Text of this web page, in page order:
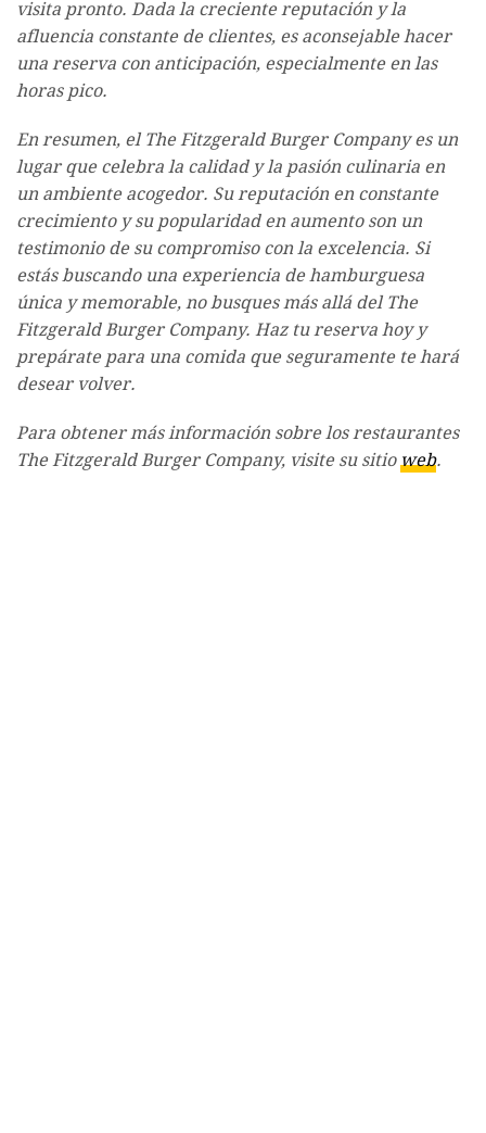
visita pronto. Dada la creciente reputación y la
afluencia constante de clientes, es aconsejable hacer
una reserva con anticipación, especialmente en las
horas pico.
En resumen, el The Fitzgerald Burger Company es un
lugar que celebra la calidad y la pasión culinaria en
un ambiente acogedor. Su reputación en constante
crecimiento y su popularidad en aumento son un
testimonio de su compromiso con la excelencia. Si
estás buscando una experiencia de hamburguesa
única y memorable, no busques más allá del The
Fitzgerald Burger Company. Haz tu reserva hoy y
prepárate para una comida que seguramente te hará
desear volver.
Para obtener más información sobre los restaurantes
The Fitzgerald Burger Company, visite su sitioweb.